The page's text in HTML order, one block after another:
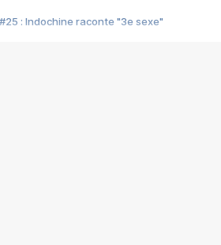
#25 : Indochine raconte "3e sexe"